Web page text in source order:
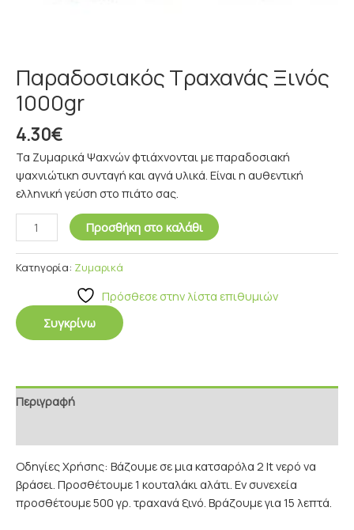
Παραδοσιακός Τραχανάς Ξινός
1000gr
4.30€
Τα Ζυμαρικά Ψαχνών φτιάχνονται με παραδοσιακή
ψαχνιώτικη συνταγή και αγνά υλικά. Είναι η αυθεντική
ελληνική γεύση στο πιάτο σας.
Προσθήκη στο καλάθι
Κατηγορία: Ζυμαρικά
Πρόσθεσε στην λίστα επιθυμιών
Συγκρίνω
Περιγραφή
Οδηγίες Χρήσης: Βάζουμε σε μια κατσαρόλα 2 lt νερό να
βράσει. Προσθέτουμε 1 κουταλάκι αλάτι. Εν συνεχεία
προσθέτουμε 500 γρ. τραχανά ξινό. Βράζουμε για 15 λεπτά.